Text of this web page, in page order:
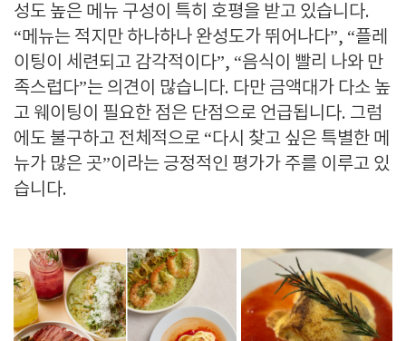
성도 높은 메뉴 구성이 특히 호평을 받고 있습니다.
“메뉴는 적지만 하나하나 완성도가 뛰어나다”, “플레
이팅이 세련되고 감각적이다”, “음식이 빨리 나와 만
족스럽다”는 의견이 많습니다. 다만 금액대가 다소 높
고 웨이팅이 필요한 점은 단점으로 언급됩니다. 그럼
에도 불구하고 전체적으로 “다시 찾고 싶은 특별한 메
뉴가 많은 곳”이라는 긍정적인 평가가 주를 이루고 있
습니다.